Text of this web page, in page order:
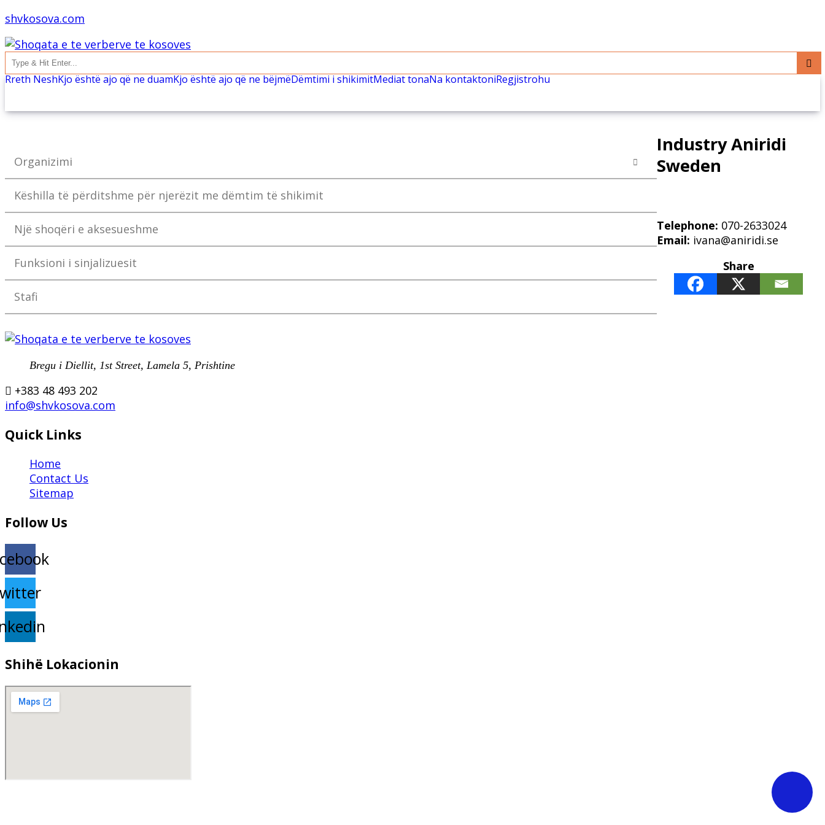
shvkosova.com
Rreth NeshKjo është ajo që ne duamKjo është ajo që ne bëjmëDëmtimi i shikimitMediat tonaNa kontaktoniRegjistrohu
Organizimi
Këshilla të përditshme për njerëzit me dëmtim të shikimit
Një shoqëri e aksesueshme
Funksioni i sinjalizuesit
Stafi
Industry Aniridi
Sweden
Telephone: 070-2633024
Email: ivana@aniridi.se
Share
Bregu i Diellit, 1st Street, Lamela 5, Prishtine
+383 48 493 202
info@shvkosova.com
Quick Links
Home
Contact Us
Sitemap
Follow Us
Shihë Lokacionin